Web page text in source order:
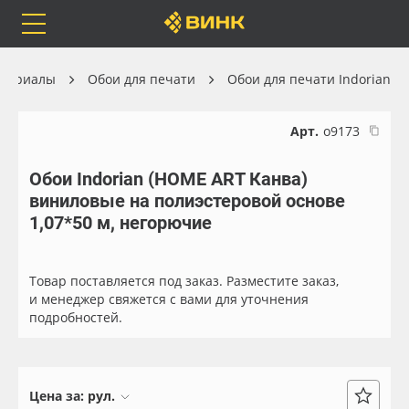
Каталог
Orafol
Бренды
Доставка
Весь каталог
Рулонные материалы
Самоклеящиеся плёнки
Листовые материалы
Обои для печати Обои для печати Indorian
Арт. о9173
Обои Indorian (HOME ART Канва)
виниловые на полиэстеровой основе
1,07*50 м, негорючие
Товар поставляется под заказ. Разместите заказ,
и менеджер свяжется с вами для уточнения
подробностей.
Цена за: рул.